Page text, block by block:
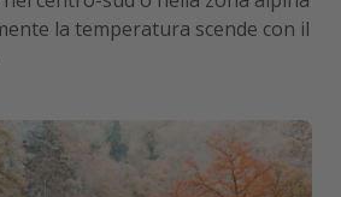
la temperatura scende con il